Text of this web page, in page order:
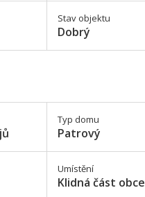
Stav objektu
Dobrý
Typ domu
Patrový
Umístění
Klidná část obce